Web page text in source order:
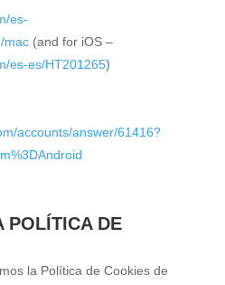
es-
mac(and for iOS –
es-es/HT201265)
accounts/answer/61416?
POLÍTICA DE
la Política de Cookies de